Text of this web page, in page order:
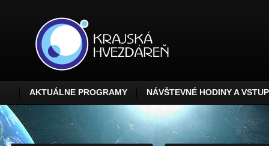
AKTUÁLNE PROGRAMY NÁVŠTEVNÉ HODINY A